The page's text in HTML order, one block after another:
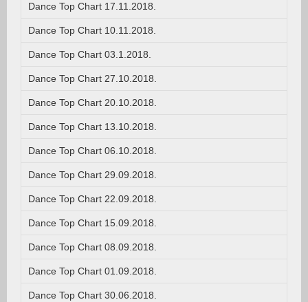
Dance Top Chart 17.11.2018.
Dance Top Chart 10.11.2018.
Dance Top Chart 03.1.2018.
Dance Top Chart 27.10.2018.
Dance Top Chart 20.10.2018.
Dance Top Chart 13.10.2018.
Dance Top Chart 06.10.2018.
Dance Top Chart 29.09.2018.
Dance Top Chart 22.09.2018.
Dance Top Chart 15.09.2018.
Dance Top Chart 08.09.2018.
Dance Top Chart 01.09.2018.
Dance Top Chart 30.06.2018.